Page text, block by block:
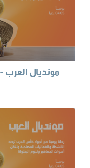
مونديال العرب -12/19/2025 4:58:03 PM